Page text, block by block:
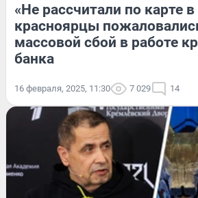
«Не рассчитали по карте
красноярцы
массовой сбой в работе
банка
16 февраля, 2025, 11:30 7 029 14